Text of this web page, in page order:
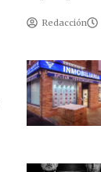
Redacción